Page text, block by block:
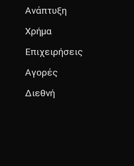
Ανάπτυξη
Χρήμα
Επιχειρήσεις
Αγορές
Διεθνή